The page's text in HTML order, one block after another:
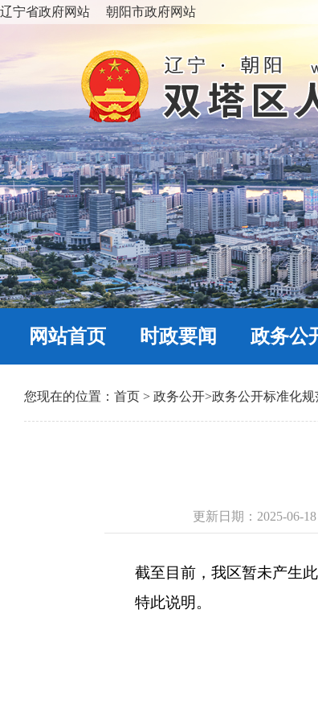
辽宁省政府网站 朝阳市政府网站
网站首页 时政要闻 政务公
您现在的位置： 首页 > 政务公开>政务公开标准化规
更新日期：2025-06-
截至目前，我区暂未产生此
特此说明。